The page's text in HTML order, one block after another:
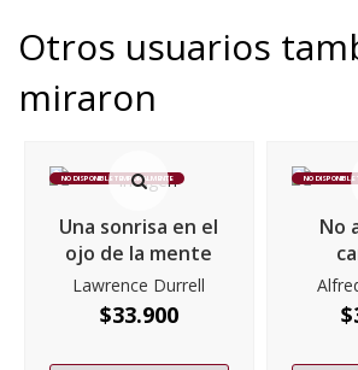
Otros usuarios
miraron
NO DISPONIBLE TEMPORALMENTE
Una sonrisa en el
ojo de la mente
Lawrence Durrell
$33.900
NO DISPONIBLE
No
$